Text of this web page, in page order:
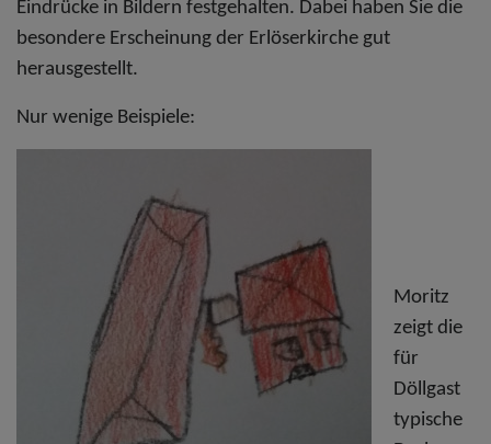
Eindrücke in Bildern festgehalten. Dabei haben Sie die
besondere Erscheinung der Erlöserkirche gut
herausgestellt.
Nur wenige Beispiele:
Moritz
zeigt die
für
Döllgast
typische